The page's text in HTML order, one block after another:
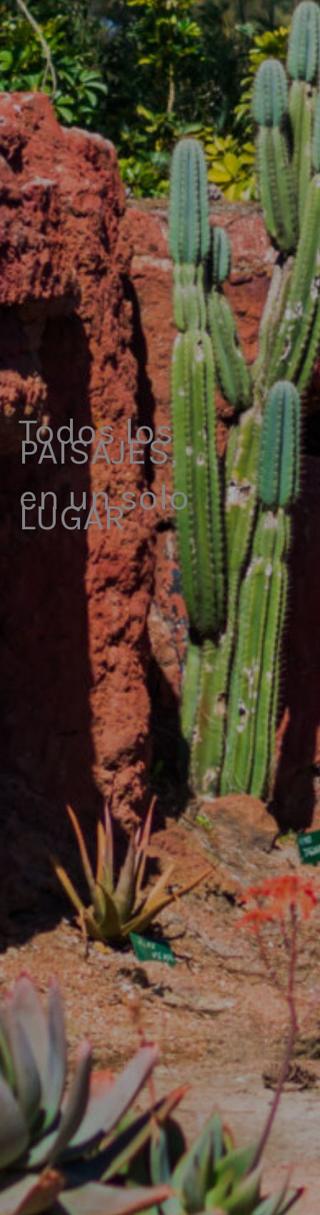
Todos los
PAISAJES,
en un solo
LUGAR